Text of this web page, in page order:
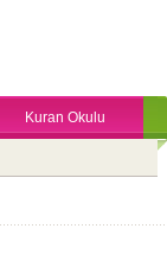
Kuran Okulu